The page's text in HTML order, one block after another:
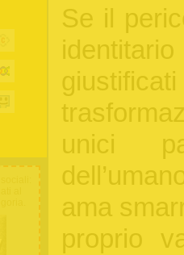
Se il
unici
ama
proprio